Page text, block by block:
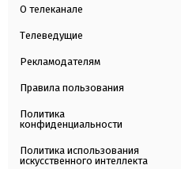
О телеканале
Телеведущие
Рекламодателям
Правила пользования
Политика
конфиденциальности
Политика использования
искусственного интеллекта